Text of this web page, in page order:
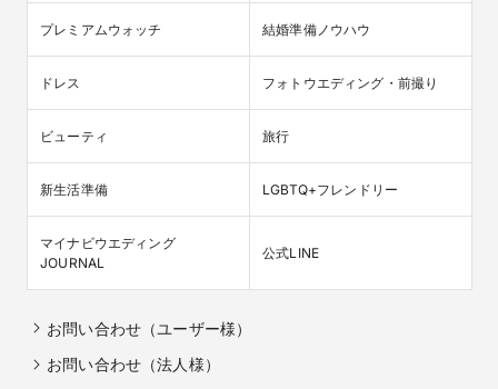
プレミアムウォッチ 結婚準備ノウハウ
ドレス フォトウエディング・前撮り
ビューティ 旅行
新生活準備 LGBTQ+フレンドリー
マイナビウエディング
JOURNAL
公式LINE
お問い合わせ（ユーザー様）
お問い合わせ（法人様）